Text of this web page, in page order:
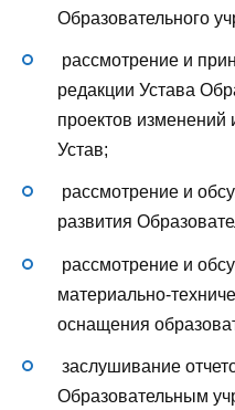
Образовательного
рассмотрение и
редакции Устава
проектов
Устав;
рассмотрение и
развития
рассмотрение и
материально-
оснащения
заслушивание
Образовательным